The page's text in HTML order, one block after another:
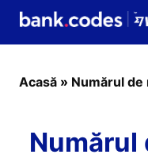
Acasă » Numărul de
Numărul